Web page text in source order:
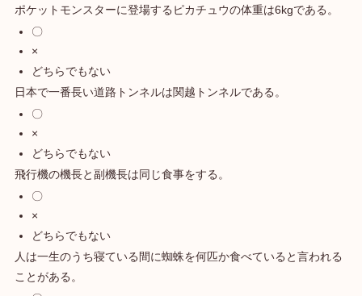
ポケットモンスターに登場するピカチュウの体重は6kgである。
〇
×
どちらでもない
日本で一番長い道路トンネルは関越トンネルである。
〇
×
どちらでもない
飛行機の機長と副機長は同じ食事をする。
〇
×
どちらでもない
人は一生のうち寝ている間に蜘蛛を何匹か食べていると言われる
ことがある。